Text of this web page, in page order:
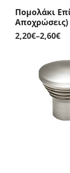
Πομολάκι
Αποχρώσεις)
2,20€–2,60€